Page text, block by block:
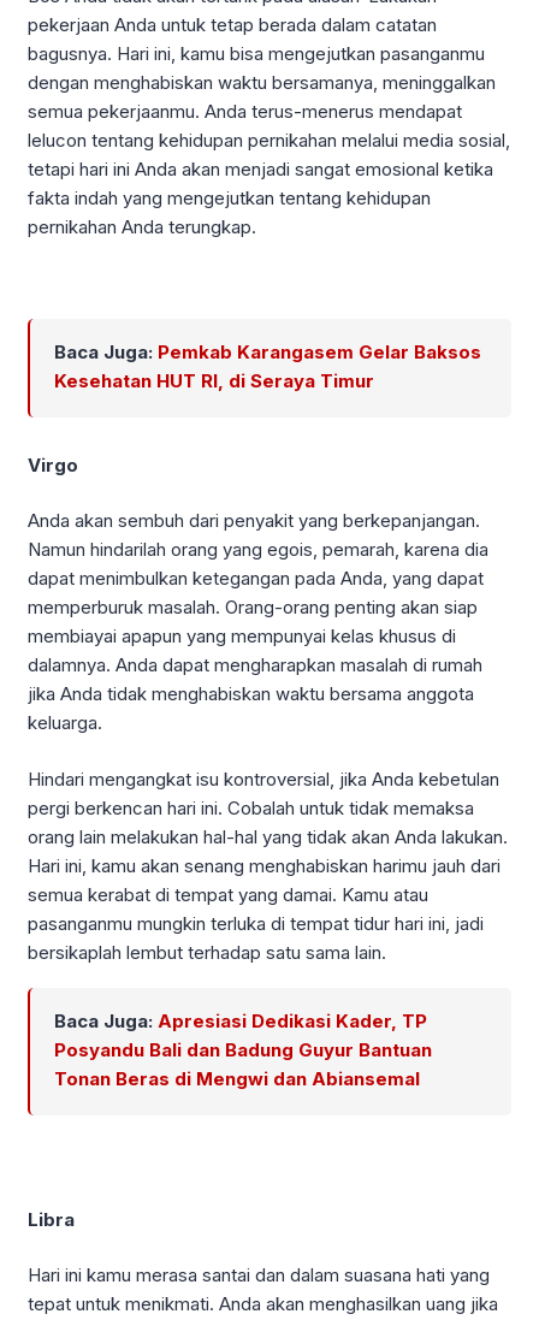
pekerjaan Anda untuk tetap berada dalam catatan
bagusnya. Hari ini, kamu bisa mengejutkan pasanganmu
dengan menghabiskan waktu bersamanya, meninggalkan
semua pekerjaanmu. Anda terus-menerus mendapat
lelucon tentang kehidupan pernikahan melalui media sosial,
tetapi hari ini Anda akan menjadi sangat emosional ketika
fakta indah yang mengejutkan tentang kehidupan
pernikahan Anda terungkap.
Baca Juga: Pemkab Karangasem Gelar Baksos
Kesehatan HUT RI, di Seraya Timur
Virgo
Anda akan sembuh dari penyakit yang berkepanjangan.
Namun hindarilah orang yang egois, pemarah, karena dia
dapat menimbulkan ketegangan pada Anda, yang dapat
memperburuk masalah. Orang-orang penting akan siap
membiayai apapun yang mempunyai kelas khusus di
dalamnya. Anda dapat mengharapkan masalah di rumah
jika Anda tidak menghabiskan waktu bersama anggota
keluarga.
Hindari mengangkat isu kontroversial, jika Anda kebetulan
pergi berkencan hari ini. Cobalah untuk tidak memaksa
orang lain melakukan hal-hal yang tidak akan Anda lakukan.
Hari ini, kamu akan senang menghabiskan harimu jauh dari
semua kerabat di tempat yang damai. Kamu atau
pasanganmu mungkin terluka di tempat tidur hari ini, jadi
bersikaplah lembut terhadap satu sama lain.
Baca Juga: Apresiasi Dedikasi Kader, TP
Posyandu Bali dan Badung Guyur Bantuan
Tonan Beras di Mengwi dan Abiansemal
Libra
Hari ini kamu merasa santai dan dalam suasana hati yang
tepat untuk menikmati. Anda akan menghasilkan uang jika